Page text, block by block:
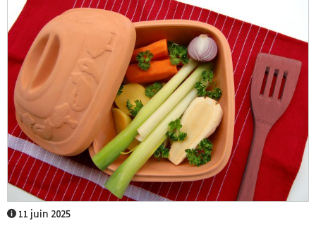
11 juin 2025